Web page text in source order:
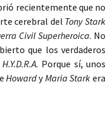
recientemente que no
cerebral del Tony Stark
Civil Superheroica. No
que los verdaderos
H.Y.D.R.A. Porque sí, unos
HowardyMaria Stark era